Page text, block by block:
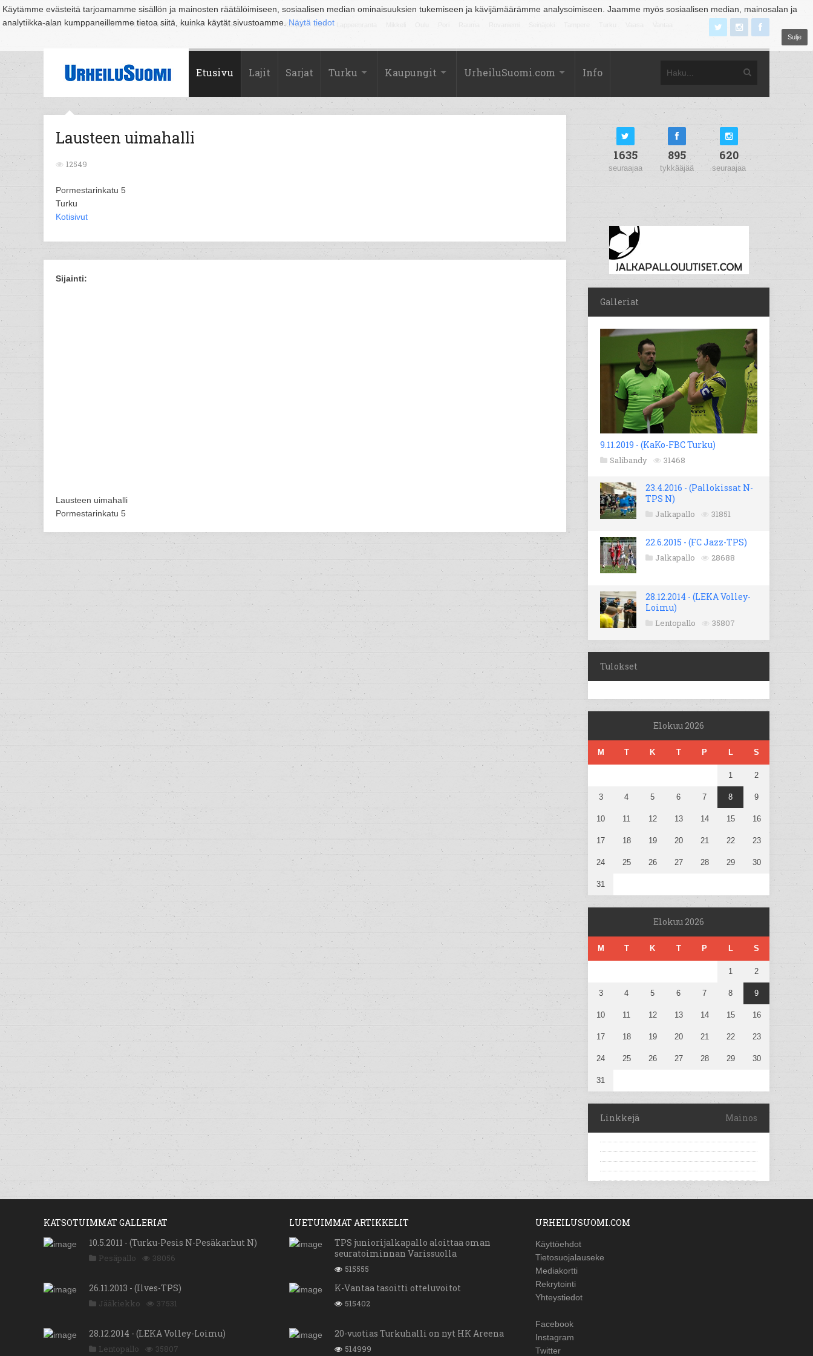
Käytämme evästeitä tarjoamamme sisällön ja mainosten räätälöimiseen, sosiaalisen median ominaisuuksien tukemiseen ja kävijämäärämme analysoimiseen. Jaamme myös sosiaalisen median, mainosalan ja
analytiikka-alan kumppaneillemme tietoa siitä, kuinka käytät sivustoamme. Näytä tiedot
Sulje
Suomi Espoo Helsinki Hämeenlinna Joensuu Jyväskylä Kouvola Kuopio Lahti
Etusivu Lajit Sarjat Turku Kaupungit UrheiluSuomi.com Info
Lausteen uimahalli
12549
Pormestarinkatu 5
Turku
Kotisivut
Sijainti:
Lausteen uimahalli
Pormestarinkatu 5
1635
seuraajaa
895
tykkääjää
620
seuraajaa
Galleriat
9.11.2019 - (KaKo-FBC Turku)
Salibandy 31468
23.4.2016 - (Pallokissat N-
TPS N)
Jalkapallo 31851
22.6.2015 - (FC Jazz-TPS)
Jalkapallo 28688
28.12.2014 - (LEKA Volley-
Loimu)
Lentopallo 35807
Tulokset
Elokuu 2026
M T K T P L S
1 2
3 4 5 6 7 8 9
10 11 12 13 14 15 16
17 18 19 20 21 22 23
24 25 26 27 28 29 30
31
Elokuu 2026
M T K T P L S
1 2
3 4 5 6 7 8 9
10 11 12 13 14 15 16
17 18 19 20 21 22 23
24 25 26 27 28 29 30
31
Linkkejä Mainos
KATSOTUIMMAT GALLERIAT
10.5.2011 - (Turku-Pesis N-Pesäkarhut N)
Pesäpallo 38056
26.11.2013 - (Ilves-TPS)
Jääkiekko 37531
28.12.2014 - (LEKA Volley-Loimu)
Lentopallo 35807
LUETUIMMAT ARTIKKELIT
TPS juniorijalkapallo aloittaa oman
seuratoiminnan Varissuolla
515555
K-Vantaa tasoitti otteluvoitot
515402
20-vuotias Turkuhalli on nyt HK Areena
514999
URHEILUSUOMI.COM
Käyttöehdot
Tietosuojalauseke
Mediakortti
Rekrytointi
Yhteystiedot
Facebook
Instagram
Twitter